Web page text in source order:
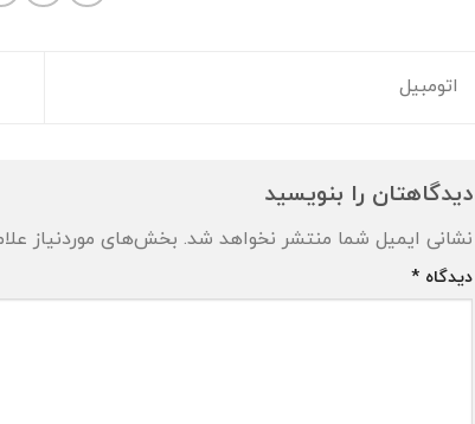
اتومبیل
دیدگاهتان را بنویسید
نشانی ایمیل شما منتشر نخواهد شد. بخش‌های موردنیاز
دیدگاه*